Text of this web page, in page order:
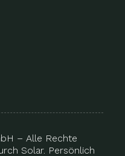
– Alle Rechte
Solar. Persönlich